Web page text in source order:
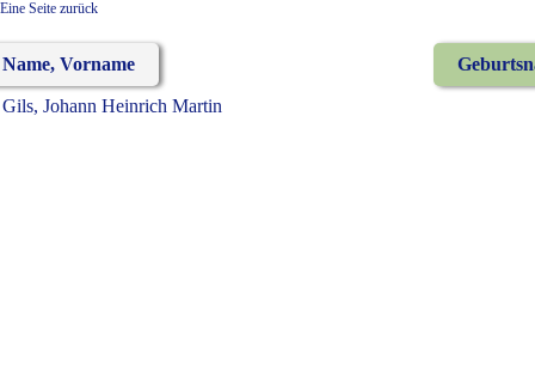
Eine Seite zurück
Name, Vorname
Gils, Johann Heinrich Martin